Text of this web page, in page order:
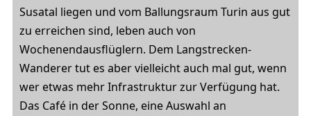
Susatal liegen und vom Ballungsraum Turin aus gut
zu erreichen sind, leben auch von
Wochenendausflüglern. Dem Langstrecken-
Wanderer tut es aber vielleicht auch mal gut, wenn
wer etwas mehr Infrastruktur zur Verfügung hat.
Das Café in der Sonne, eine Auswahl an